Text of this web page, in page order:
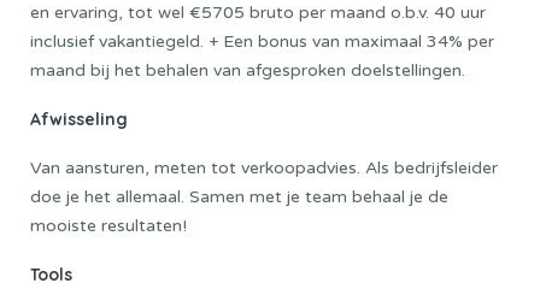
en ervaring, tot wel €5705 bruto per maand o.b.v. 40 uur
inclusief vakantiegeld. + Een bonus van maximaal 34% per
maand bij het behalen van afgesproken doelstellingen.
Afwisseling
Van aansturen, meten tot verkoopadvies. Als bedrijfsleider
doe je het allemaal. Samen met je team behaal je de
mooiste resultaten!
Tools